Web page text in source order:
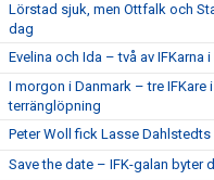
Lörstad sjuk, men Ottfalk och
dag
Evelina och Ida – två av IFKarna
I morgon i Danmark – tre
terränglöpning
Peter Woll fick Lasse
Save the date – IFK-galan byter